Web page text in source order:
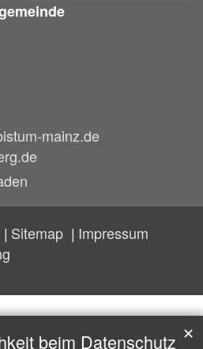
mainz.de
Sitemap
Impressum
beim Datenschutz ✕